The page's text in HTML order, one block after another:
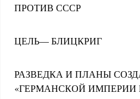
ПРОТИВ СССР
ЦЕЛЬ— БЛИЦКРИГ
РАЗВЕДКА И ПЛАНЫ
«ГЕРМАНСКОЙ ИМПЕРИИ